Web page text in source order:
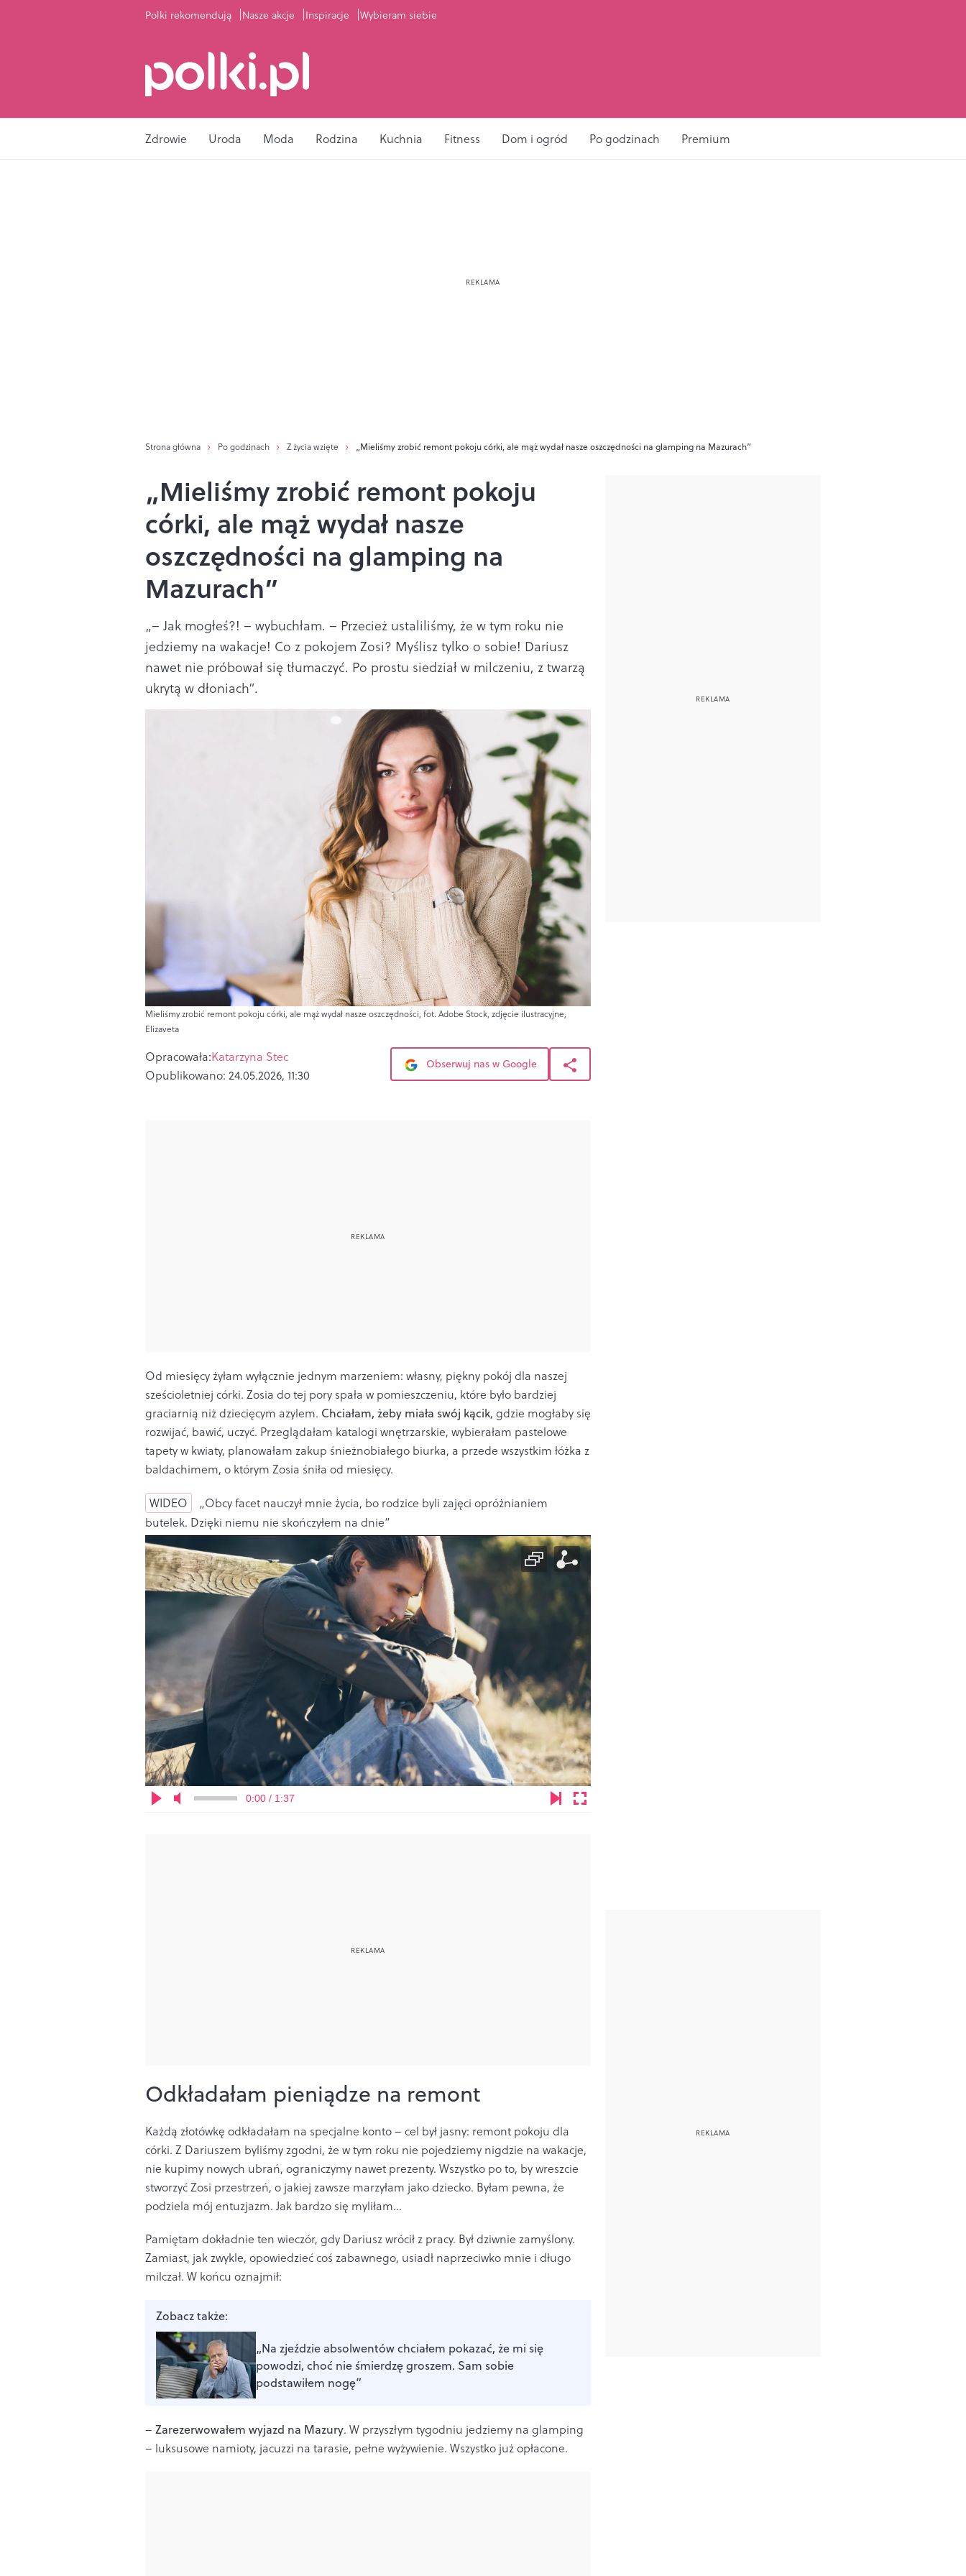
Polki rekomendują Nasze akcje Inspiracje Wybieram siebie
Zdrowie Uroda Moda Rodzina Kuchnia Fitness Dom i ogród Po godzinach Premium
Strona główna Po godzinach Z życia wzięte „Mieliśmy zrobić remont pokoju córki, ale mąż wydał nasze oszczędności na glamping na Mazurach”
„Mieliśmy zrobić remont pokoju
córki, ale mąż wydał nasze
oszczędności na glamping na
Mazurach”
„– Jak mogłeś?! – wybuchłam. – Przecież ustaliliśmy, że w tym roku nie
jedziemy na wakacje! Co z pokojem Zosi? Myślisz tylko o sobie! Dariusz
nawet nie próbował się tłumaczyć. Po prostu siedział w milczeniu, z twarzą
ukrytą w dłoniach”.
Mieliśmy zrobić remont pokoju córki, ale mąż wydał nasze oszczędności, fot. Adobe Stock, zdjęcie ilustracyjne,
Elizaveta
Opracowała:Katarzyna Stec
Opublikowano: 24.05.2026, 11:30
Obserwuj nas w Google
Od miesięcy żyłam wyłącznie jednym marzeniem: własny, piękny pokój dla naszej
sześcioletniej córki. Zosia do tej pory spała w pomieszczeniu, które było bardziej
graciarnią niż dziecięcym azylem. Chciałam, żeby miała swój kącik, gdzie mogłaby się
rozwijać, bawić, uczyć. Przeglądałam katalogi wnętrzarskie, wybierałam pastelowe
tapety w kwiaty, planowałam zakup śnieżnobiałego biurka, a przede wszystkim łóżka z
baldachimem, o którym Zosia śniła od miesięcy.
WIDEO
„Obcy facet nauczył mnie życia, bo rodzice byli zajęci opróżnianiem
butelek. Dzięki niemu nie skończyłem na dnie”
0:00 / 1:37
Odkładałam pieniądze na remont
Każdą złotówkę odkładałam na specjalne konto – cel był jasny: remont pokoju dla
córki. Z Dariuszem byliśmy zgodni, że w tym roku nie pojedziemy nigdzie na wakacje,
nie kupimy nowych ubrań, ograniczymy nawet prezenty. Wszystko po to, by wreszcie
stworzyć Zosi przestrzeń, o jakiej zawsze marzyłam jako dziecko. Byłam pewna, że
podziela mój entuzjazm. Jak bardzo się myliłam…
Pamiętam dokładnie ten wieczór, gdy Dariusz wrócił z pracy. Był dziwnie zamyślony.
Zamiast, jak zwykle, opowiedzieć coś zabawnego, usiadł naprzeciwko mnie i długo
milczał. W końcu oznajmił:
Zobacz także:
„Na zjeździe absolwentów chciałem pokazać, że mi się
powodzi, choć nie śmierdzę groszem. Sam sobie
podstawiłem nogę”
– Zarezerwowałem wyjazd na Mazury. W przyszłym tygodniu jedziemy na glamping
– luksusowe namioty, jacuzzi na tarasie, pełne wyżywienie. Wszystko już opłacone.